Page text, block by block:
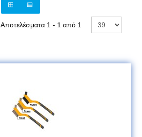
Αποτελέσματα 1 - 1 από 1